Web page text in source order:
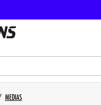
MEDIAS